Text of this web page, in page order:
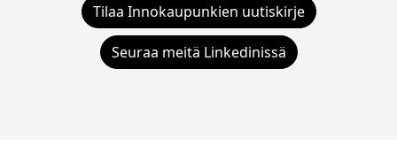
Tilaa Innokaupunkien uutiskirje
Seuraa meitä Linkedinissä